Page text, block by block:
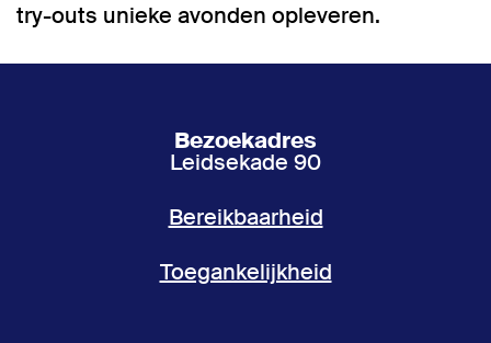
try-outs unieke avonden opleveren.
Bezoekadres
Leidsekade 90
Bereikbaarheid
Toegankelijkheid